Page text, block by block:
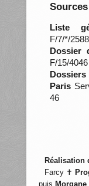
Sources
Liste
F/7/*/2588
Dossier
F/15/4046
Paris
46
Réalisation
Farcy ✝
puis Morgane